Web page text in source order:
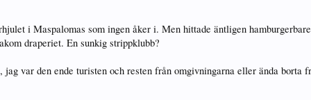
i Maspalomas som ingen åker i. Men hittade äntligen
draperiet. En sunkig strippklubb?
var den ende turisten och resten från omgivningarna eller ända borta